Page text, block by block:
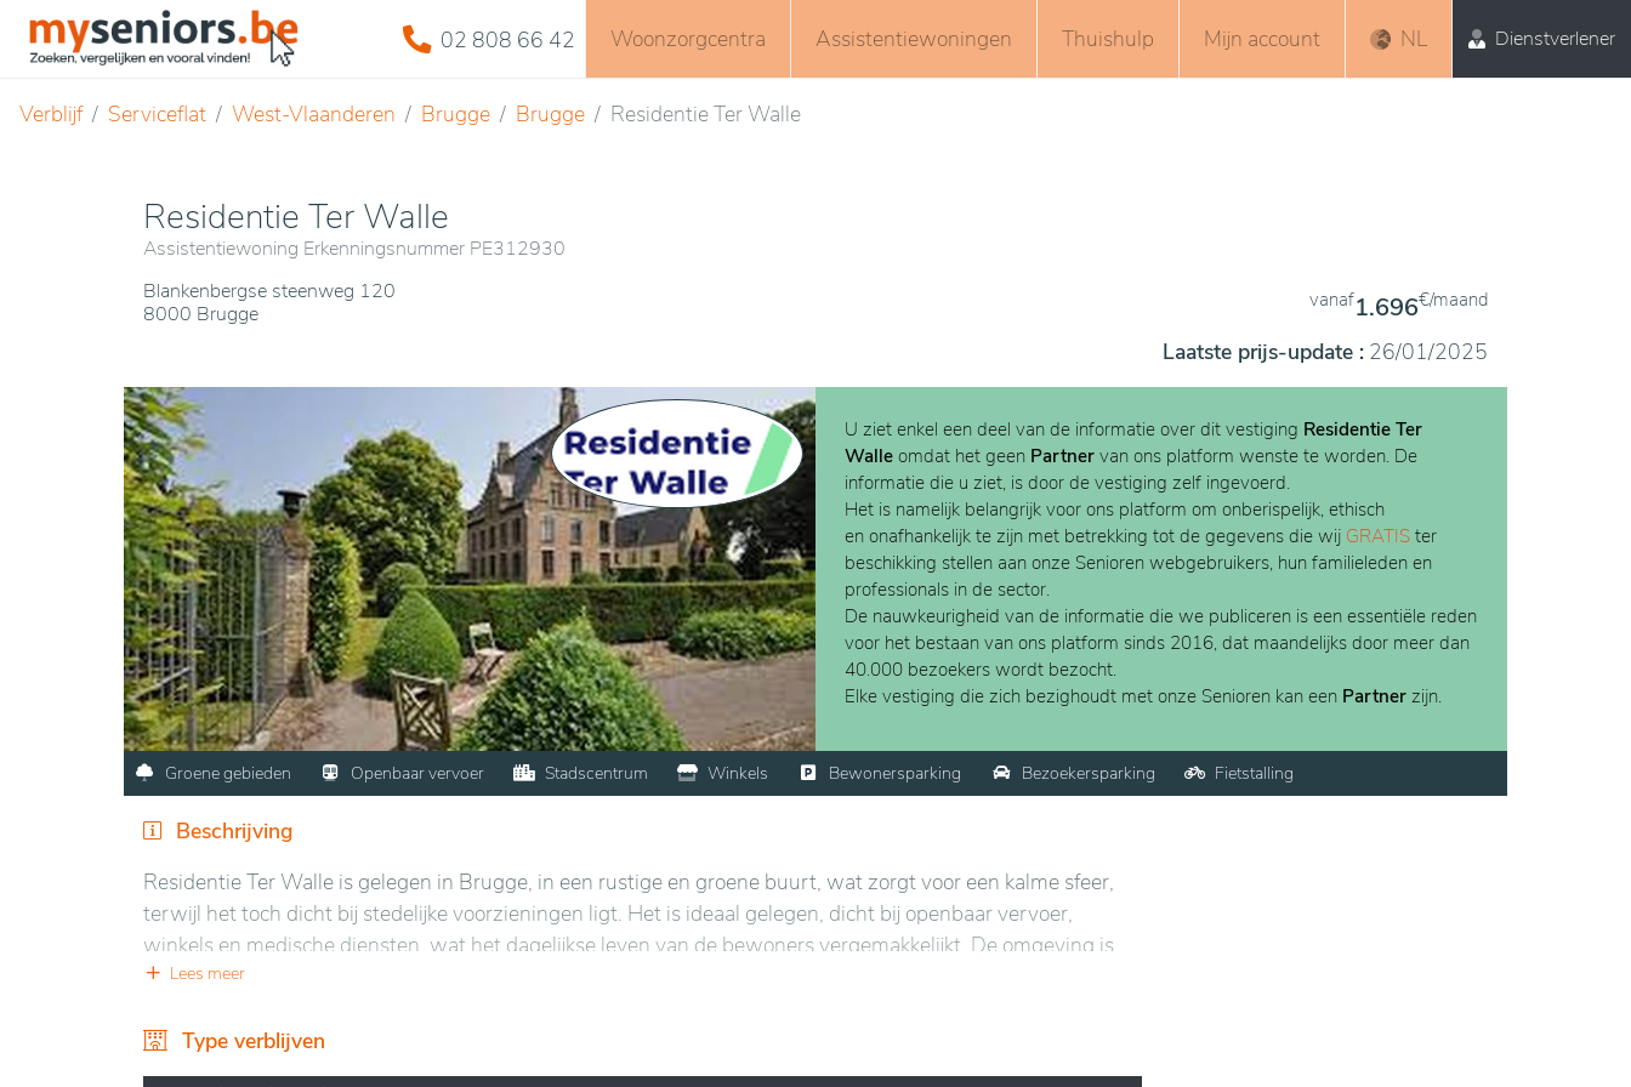
02 808 66 42 Woonzorgcentra Assistentiewoningen Thuishulp Mijn account NL Dienstverlener
Verblijf Serviceflat West-Vlaanderen Brugge Brugge Residentie Ter Walle
Residentie Ter Walle
Assistentiewoning Erkenningsnummer PE312930
Blankenbergse steenweg 120
8000 Brugge
vanaf1.696€/maand
Laatste prijs-update : 26/01/2025
U ziet enkel een deel van de informatie over dit vestiging Residentie Ter
Walle omdat het geen Partner van ons platform wenste te worden. De
informatie die u ziet, is door de vestiging zelf ingevoerd.
Het is namelijk belangrijk voor ons platform om onberispelijk, ethisch
en onafhankelijk te zijn met betrekking tot de gegevens die wij GRATIS ter
beschikking stellen aan onze Senioren webgebruikers, hun familieleden en
professionals in de sector.
De nauwkeurigheid van de informatie die we publiceren is een essentiële reden
voor het bestaan van ons platform sinds 2016, dat maandelijks door meer dan
40.000 bezoekers wordt bezocht.
Elke vestiging die zich bezighoudt met onze Senioren kan een Partner zijn.
Groene gebieden Openbaar vervoer Stadscentrum Winkels Bewonersparking Bezoekersparking Fietstalling
Beschrijving
Residentie Ter Walle is gelegen in Brugge, in een rustige en groene buurt, wat zorgt voor een kalme sfeer,
terwijl het toch dicht bij stedelijke voorzieningen ligt. Het is ideaal gelegen, dicht bij openbaar vervoer,
winkels en medische diensten, wat het dagelijkse leven van de bewoners vergemakkelijkt. De omgeving is
aangenaam en veilig, met goed aangelegde buitenruimtes en een rustige setting. De residentie biedt
diensten die zijn afgestemd op hun behoeften, zoals medische zorg, huishoudelijke hulp en sociale
activiteiten. Deze diensten stellen de bewoners in staat om hun autonomie te behouden, terwijl ze dagelijks
Lees meer
Type verblijven